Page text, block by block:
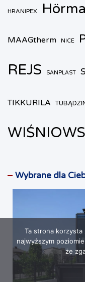
HRANIPEX
MAAGtherm NICE
REJS SANPLAST
TIKKURILA
Wybrane dla
Ta strona korzysta
najwyższym
że